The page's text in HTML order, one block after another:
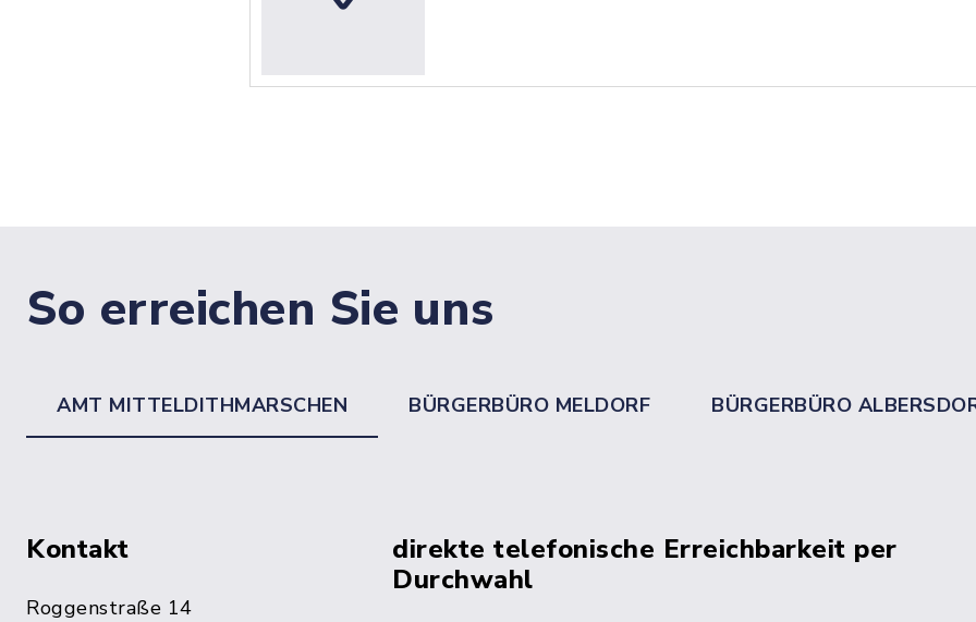
So erreichen Sie uns
AMT MITTELDITHMARSCHEN BÜRGERBÜRO MELDORF BÜRGERBÜRO
Kontakt
Roggenstraße 14
direkte telefonische Erreichbarkeit per
Durchwahl